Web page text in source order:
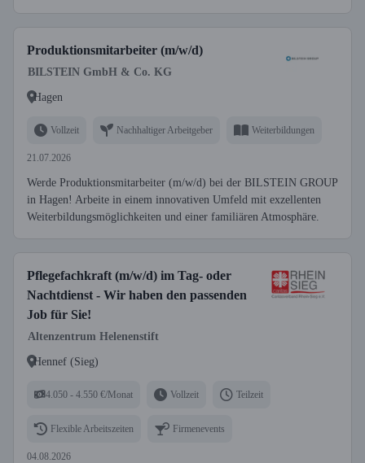
Produktionsmitarbeiter (m/w/d)
BILSTEIN GmbH & Co. KG
Hagen
Vollzeit Nachhaltiger Arbeitgeber Weiterbildungen
21.07.2026
Werde Produktionsmitarbeiter (m/w/d) bei der BILSTEIN GROUP
in Hagen! Arbeite in einem innovativen Umfeld mit exzellenten
Weiterbildungsmöglichkeiten und einer familiären Atmosphäre.
Pflegefachkraft (m/w/d) im Tag- oder
Nachtdienst - Wir haben den passenden
Job für Sie!
Altenzentrum Helenenstift
Hennef (Sieg)
4.050 - 4.550 €/Monat Vollzeit Teilzeit
Flexible Arbeitszeiten Firmenevents
04.08.2026